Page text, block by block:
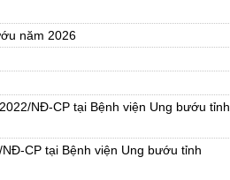
năm 2026
NĐ-CP tại Bệnh viện Ung bướu tỉnh
CP tại Bệnh viện Ung bướu tỉnh